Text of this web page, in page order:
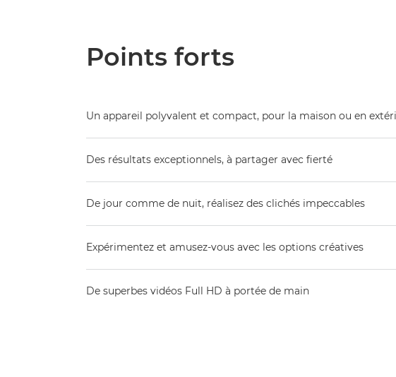
Points forts
Un appareil polyvalent et compact, pour la maison ou en
Des résultats exceptionnels, à partager avec fierté
De jour comme de nuit, réalisez des clichés impeccables
Expérimentez et amusez-vous avec les options créatives
De superbes vidéos Full HD à portée de main